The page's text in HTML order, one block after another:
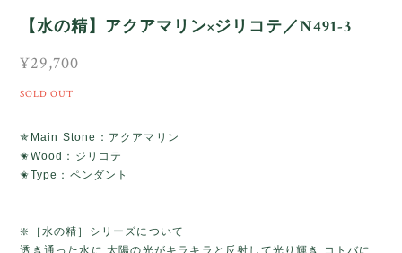
【水の精】アクアマリン×ジリコテ／N491-3
¥29,700
SOLD OUT
✯Main Stone：アクアマリン
✬Wood：ジリコテ
✬Type：ペンダント
❇️［水の精］シリーズについて
透き通った水に 太陽の光がキラキラと反射して光り輝き コトバに